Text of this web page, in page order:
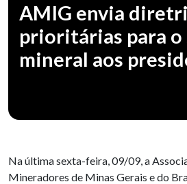
AMIG envia
prioritárias para
mineral aos
Na última sexta-feira, 09/09, a
Mineradores de Minas Gerais e do